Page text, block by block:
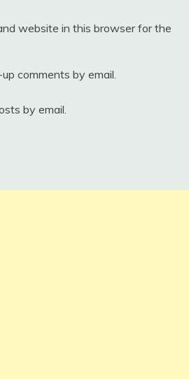
website in this browser for the
comments by email.
by email.